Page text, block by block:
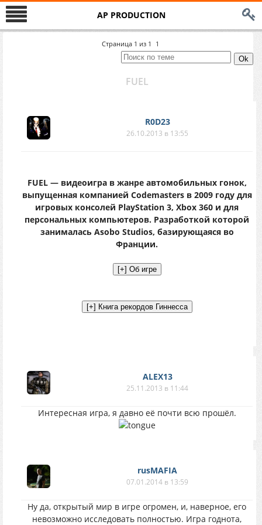
AP PRODUCTION
Страница 1 из 1 1
FUEL
R0D23
26.10.2013 в 13:55
FUEL — видеоигра в жанре автомобильных гонок,
выпущенная компанией Codemasters в 2009 году для
игровых консолей PlayStation 3, Xbox 360 и для
персональных компьютеров. Разработкой которой
занималась Asobo Studios, базирующаяся во
Франции.
ALEX13
25.11.2013 в 11:44
Интересная игра, я давно её почти всю прошёл.
rusMAFIA
07.01.2014 в 13:59
Ну да, открытый мир в игре огромен, и, наверное, его
невозможно исследовать полностью. Игра годнота,